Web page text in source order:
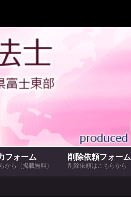
フォーム
から（掲載無料）
削除依頼フォーム
削除依頼はこちらから